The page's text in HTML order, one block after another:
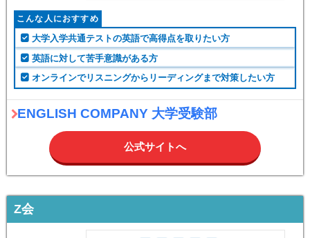
こんな人におすすめ
大学入学共通テストの英語で高得点を取りたい方
英語に対して苦手意識がある方
オンラインでリスニングからリーディングまで対策したい方
ENGLISH COMPANY 大学受験部
公式サイトへ
Z会